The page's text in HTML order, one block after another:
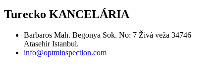
Turecko KANCELÁRIA
Barbaros Mah. Begonya Sok. No: 7 Živá veža 34746
Atasehir Istanbul.
info@optminspection.com